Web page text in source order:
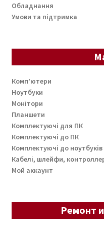
Обладнання
Умови та підтримка
Комп’ютери
Ноутбуки
Монітори
Планшети
Комплектуючі для ПК
Комплектуючі до ПК
Комплектуючі до ноутбуків
Кабелі, шлейфи,
Мой аккаунт
Ремонт